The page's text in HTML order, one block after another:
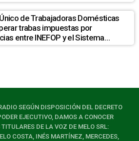
de Trabajadoras Domésticas
trabas impuestas por
entre INEFOP y el Sistema
Cuidados
SEGÚN DISPOSICIÓN DEL DECRETO
EJECUTIVO, DAMOS A CONOCER
TITULARES DE LA VOZ DE MELO SRL:
COSTA, INÉS MARTÍNEZ, MERCEDES,